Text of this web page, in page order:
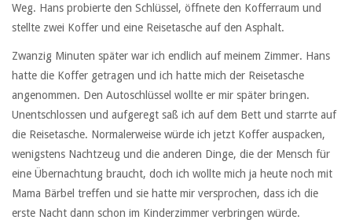
Weg. Hans probierte den Schlüssel, öffnete den Kofferraum und
stellte zwei Koffer und eine Reisetasche auf den Asphalt.
Zwanzig Minuten später war ich endlich auf meinem Zimmer. Hans
hatte die Koffer getragen und ich hatte mich der Reisetasche
angenommen. Den Autoschlüssel wollte er mir später bringen.
Unentschlossen und aufgeregt saß ich auf dem Bett und starrte auf
die Reisetasche. Normalerweise würde ich jetzt Koffer auspacken,
wenigstens Nachtzeug und die anderen Dinge, die der Mensch für
eine Übernachtung braucht, doch ich wollte mich ja heute noch mit
Mama Bärbel treffen und sie hatte mir versprochen, dass ich die
erste Nacht dann schon im Kinderzimmer verbringen würde.